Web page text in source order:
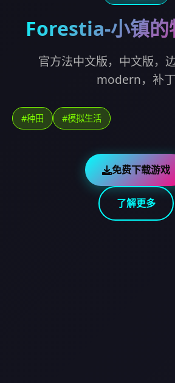
Forestia-小镇的
官方法中文版，中文版，
modern，补丁
#种田 #模拟生活
免费下载游戏
了解更多